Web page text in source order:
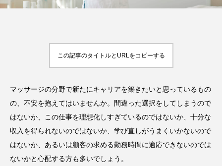
FEATURED 注目の企画
TAG LIST タグ一覧
AI B2B BeautyTech ChatGPT
Gemini Instagram SaaS SNS
アスレジャーコスメ アレルギー
この記事のタイトルとURLをコピーする
マッサージの分野で新たにキャリアを築きたいと思っているもの
の、不安を抱えてはいませんか。間違った選択をしてしまうので
はないか、この仕事を理想化しすぎているのではないか、十分な
収入を得られないのではないか、学び直しがうまくいかないので
はないか、あるいは顧客の求める勤務時間に適応できないのでは
ないかと心配する方も多いでしょう。